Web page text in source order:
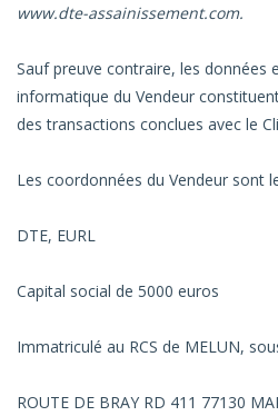
www.dte-assainissement.com.
Sauf preuve contraire, les données
informatique du Vendeur
des transactions conclues avec le
Les coordonnées du Vendeur sont
DTE, EURL
Capital social de 5000 euros
Immatriculé au RCS de MELUN,
ROUTE DE BRAY RD 411 77130